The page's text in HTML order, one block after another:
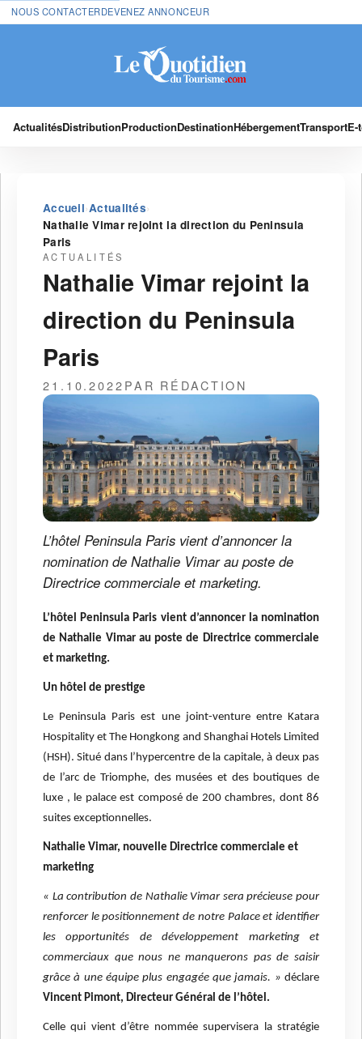
NOUS CONTACTERDEVENEZ ANNONCEUR
ActualitésDistributionProductionDestinationHébergementTransport
Accueil›Actualités›
Nathalie Vimar rejoint la direction du Peninsula
Paris
ACTUALITÉS
Nathalie Vimar rejoint la
direction du Peninsula
Paris
21.10.2022PAR RÉDACTION
L’hôtel Peninsula Paris vient d’annoncer la
nomination de Nathalie Vimar au poste de
Directrice commerciale et marketing.
L’hôtel Peninsula Paris vient d’annoncer la nomination
de Nathalie Vimar au poste de Directrice commerciale
et marketing.
Un hôtel de prestige
Le Peninsula Paris est une joint-venture entre Katara
Hospitality et The Hongkong and Shanghai Hotels Limited
(HSH). Situé dans l’hypercentre de la capitale, à deux pas
de l’arc de Triomphe, des musées et des boutiques de
luxe , le palace est composé de 200 chambres, dont 86
suites exceptionnelles.
Nathalie Vimar, nouvelle Directrice commerciale et
marketing
« La contribution de Nathalie Vimar sera précieuse pour
renforcer le positionnement de notre Palace et identifier
les opportunités de développement marketing et
commerciaux que nous ne manquerons pas de saisir
grâce à une équipe plus engagée que jamais. » déclare
Vincent Pimont, Directeur Général de l’hôtel.
Celle qui vient d’être nommée supervisera la stratégie